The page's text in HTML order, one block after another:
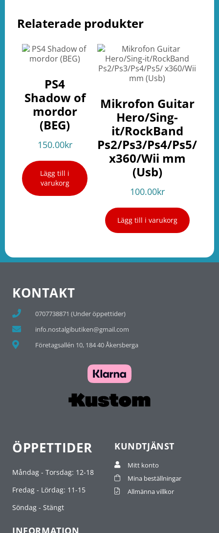
Relaterade produkter
PS4
Shadow of
mordor
(BEG)
150.00kr
Lägg till i
varukorg
Mikrofon Guitar
Hero/Sing-
it/RockBand
Ps2/Ps3/Ps4/Ps5/
x360/Wii mm
(Usb)
100.00kr
Lägg till i varukorg
KONTAKT
0707738871 (Under öppettider)
info.nostalgibutiken@gmail.com
Företagsallén 10, 184 40 Åkersberga
ÖPPETTIDER
Måndag - Torsdag: 12-18
Fredag - Lördag: 11-15
Söndag - Stängt
KUNDTJÄNST
Mitt konto
Mina beställningar
Allmänna villkor
INFORMATION